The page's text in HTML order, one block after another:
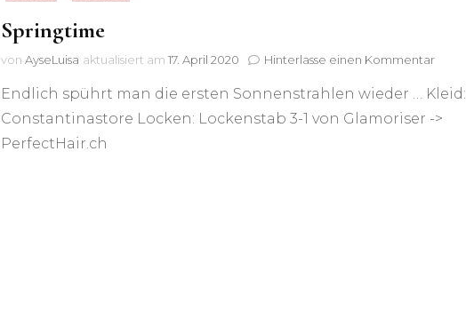
Springtime
von AyseLuisa aktualisiert am 17. April 2020 Hinterlasse einen Kommentarzu
Endlich spührt man die ersten Sonnenstrahlen wieder … Kleid:
Constantinastore Locken: Lockenstab 3-1 von Glamoriser ->
PerfectHair.ch